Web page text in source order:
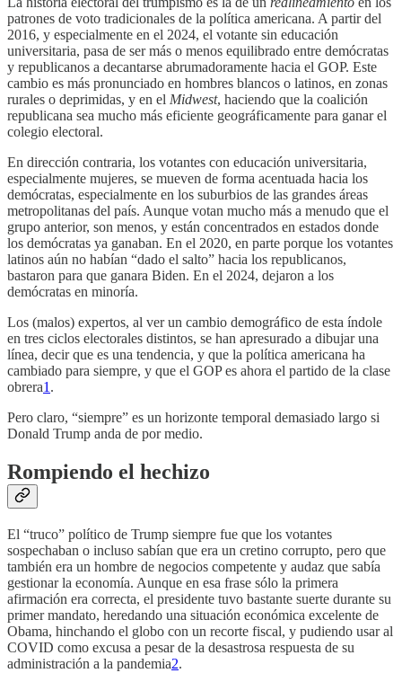
patrones de voto tradicionales de la política americana. A partir del
2016, y especialmente en el 2024, el votante sin educación
universitaria, pasa de ser más o menos equilibrado entre demócratas
y republicanos a decantarse abrumadoramente hacia el GOP. Este
cambio es más pronunciado en hombres blancos o latinos, en zonas
rurales o deprimidas, y en el Midwest, haciendo que la coalición
republicana sea mucho más eficiente geográficamente para ganar el
colegio electoral.
En dirección contraria, los votantes con educación universitaria,
especialmente mujeres, se mueven de forma acentuada hacia los
demócratas, especialmente en los suburbios de las grandes áreas
metropolitanas del país. Aunque votan mucho más a menudo que el
grupo anterior, son menos, y están concentrados en estados donde
los demócratas ya ganaban. En el 2020, en parte porque los votantes
latinos aún no habían “dado el salto” hacia los republicanos,
bastaron para que ganara Biden. En el 2024, dejaron a los
demócratas en minoría.
Los (malos) expertos, al ver un cambio demográfico de esta índole
en tres ciclos electorales distintos, se han apresurado a dibujar una
línea, decir que es una tendencia, y que la política americana ha
cambiado para siempre, y que el GOP es ahora el partido de la clase
obrera1 .
Pero claro, “siempre” es un horizonte temporal demasiado largo si
Donald Trump anda de por medio.
Rompiendo el hechizo
El “truco” político de Trump siempre fue que los votantes
sospechaban o incluso sabían que era un cretino corrupto, pero que
también era un hombre de negocios competente y audaz que sabía
gestionar la economía. Aunque en esa frase sólo la primera
afirmación era correcta, el presidente tuvo bastante suerte durante su
primer mandato, heredando una situación económica excelente de
Obama, hinchando el globo con un recorte fiscal, y pudiendo usar al
COVID como excusa a pesar de la desastrosa respuesta de su
administración a la pandemia2.